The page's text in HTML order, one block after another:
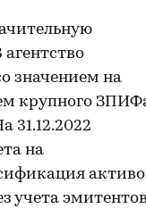
значением на
крупного
31.12.2022
на
учета